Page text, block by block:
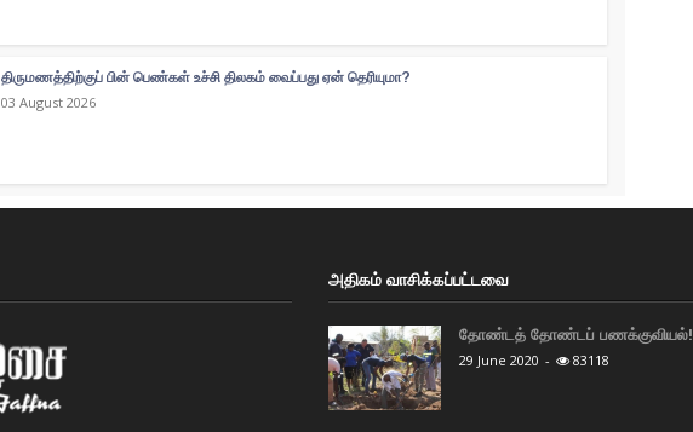
திருமணத்திற்குப் பின் பெண்கள் உச்சி திலகம் வைப்பது ஏன் தெரியுமா?
03 August 2026
அதிகம் வாசிக்கப்பட்டவை
தோண்டத் தோண்டப் பணக்குவியல்!
29 June 2020 - 83118